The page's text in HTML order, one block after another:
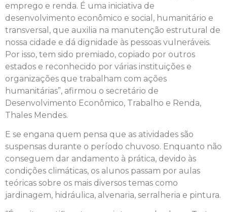
emprego e renda. É uma iniciativa de
desenvolvimento econômico e social, humanitário e
transversal, que auxilia na manutenção estrutural de
nossa cidade e dá dignidade às pessoas vulneráveis.
Por isso, tem sido premiado, copiado por outros
estados e reconhecido por várias instituições e
organizações que trabalham com ações
humanitárias”, afirmou o secretário de
Desenvolvimento Econômico, Trabalho e Renda,
Thales Mendes.
E se engana quem pensa que as atividades são
suspensas durante o período chuvoso. Enquanto não
conseguem dar andamento à prática, devido às
condições climáticas, os alunos passam por aulas
teóricas sobre os mais diversos temas como
jardinagem, hidráulica, alvenaria, serralheria e pintura.